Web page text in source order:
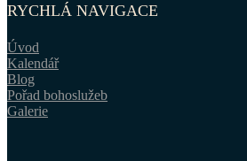
RYCHLÁ NAVIGACE
Úvod
Kalendář
Blog
Pořad bohoslužeb
Galerie